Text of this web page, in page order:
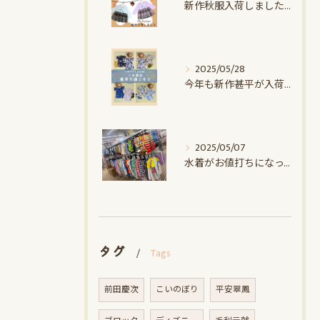
新作秋服入荷しました♪｜赤ちゃんデパート水谷
2025/05/28
今年も新作甚平が入荷しました｜赤ちゃんデパート水谷
2025/05/07
水着がお値打ちになってます！！｜赤ちゃんデパート水谷
タグ Tags
前田慶次 こいのぼり 平安翠鳳